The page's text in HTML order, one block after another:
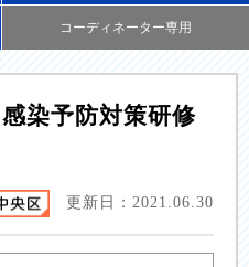
コーディネーター専用
染予防対策研修
更新日：2021.06.30